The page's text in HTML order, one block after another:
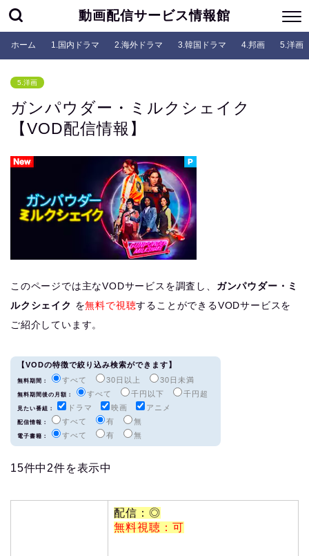
動画配信サービス情報館
ホーム 1.国内ドラマ 2.海外ドラマ 3.韓国ドラマ 4.邦画 5.洋画
5.洋画
ガンパウダー・ミルクシェイク
【VOD配信情報】
このページでは主なVODサービスを調査し、 ガンパウダー・ミ
ルクシェイク を無料で視聴することができるVODサービスを
ご紹介しています。
【VODの特徴で絞り込み検索ができます】
無料期間： すべて 30日以上 30日未満
無料期間後の月額： すべて 千円以下 千円超
見たい番組： ドラマ 映画 アニメ
配信情報： すべて 有 無
電子書籍： すべて 有 無
15件中2件を表示中
配信：◎
無料視聴：可